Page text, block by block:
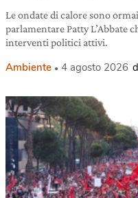
Le ondate di calore sono
parlamentare Patty L’Abbate
interventi politici attivi.
Ambiente 4 agosto 2026